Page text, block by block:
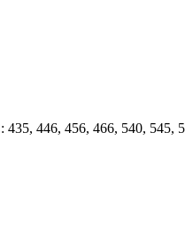
446, 456, 466, 540, 545,